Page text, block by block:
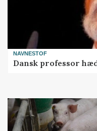
NAVNESTOF
Dansk professor